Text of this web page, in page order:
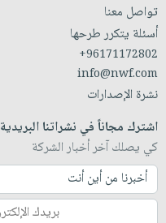
تواصل معنا
أسئلة يتكرر طرحها
+96171172802
info@nwf.com
نشرة الإصدارات
اشترك مجاناً في نشراتنا البريدية
كي يصلك آخر أخبار الشركة